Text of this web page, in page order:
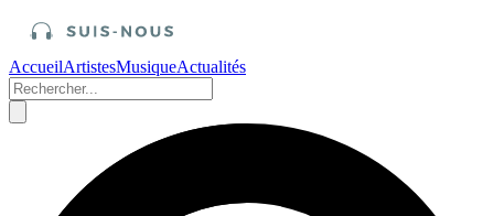
AccueilArtistesMusiqueActualités